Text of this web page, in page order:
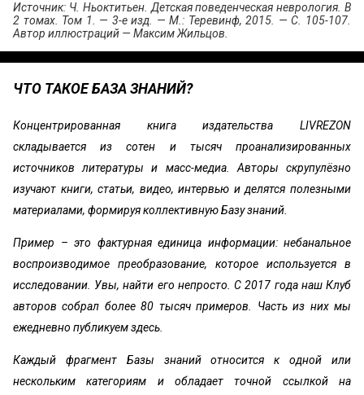
Источник: Ч. Ньоктитьен. Детская поведенческая неврология. В
2 томах. Том 1. — 3-е изд. — М.: Теревинф, 2015. — С. 105-107.
Автор иллюстраций — Максим Жильцов.
ЧТО ТАКОЕ БАЗА ЗНАНИЙ?
Концентрированная книга издательства LIVREZON
складывается из сотен и тысяч проанализированных
источников литературы и масс-медиа. Авторы скрупулёзно
изучают книги, статьи, видео, интервью и делятся полезными
материалами, формируя коллективную Базу знаний.
Пример – это фактурная единица информации: небанальное
воспроизводимое преобразование, которое используется в
исследовании. Увы, найти его непросто. С 2017 года наш Клуб
авторов собрал более 80 тысяч примеров. Часть из них мы
ежедневно публикуем здесь.
Каждый фрагмент Базы знаний относится к одной или
нескольким категориям и обладает точной ссылкой на